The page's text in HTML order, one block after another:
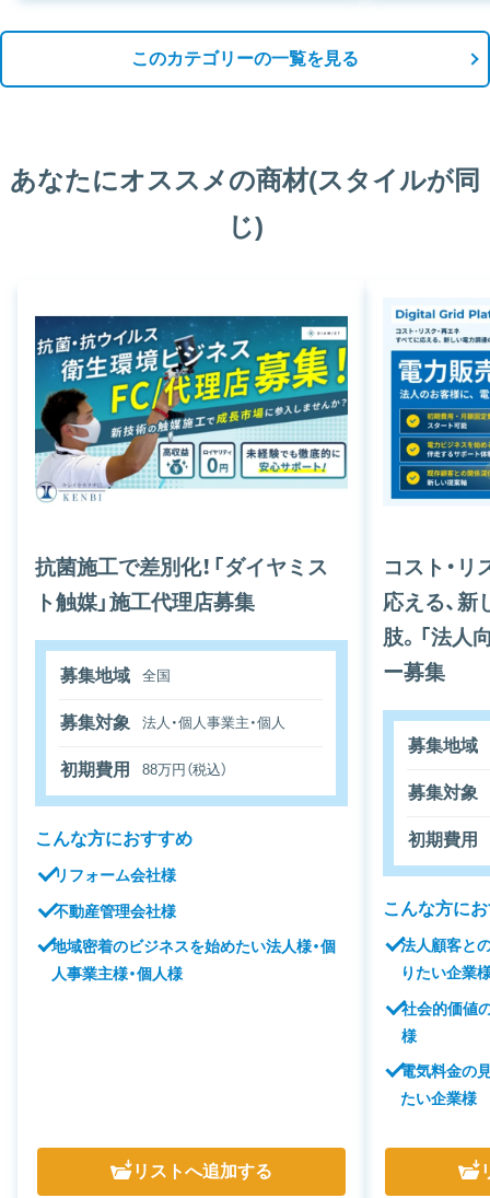
このカテゴリーの一覧を見る
あなたにオススメの商材(スタイルが同
じ)
抗菌施工で差別化！「ダイヤミス
ト触媒」施工代理店募集
募集地域 全国
募集対象 法人・個人事業主・個人
初期費用 88万円（税込）
こんな方におすすめ
リフォーム会社様
不動産管理会社様
地域密着のビジネスを始めたい法人様・個
人事業主様・個人様
リストへ追加する
コスト・リ
応える、
肢。「法人
ー募集
募集地域
募集対象
初期費用
こんな方に
法人顧客と
りたい企業
社会的価値
様
電気料金の
たい企業様